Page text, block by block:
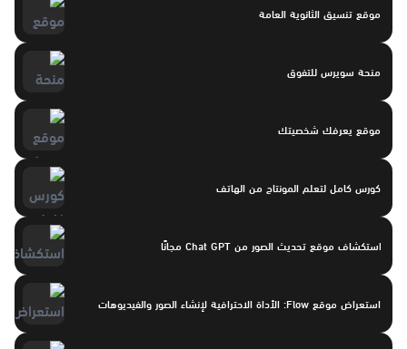
موقع تنسيق الثانوية العامة
منحة سويرس للتفوق
موقع يعرفك شخصيتك
كورس كامل لتعلم المونتاج من الهاتف
استكشاف موقع تحديث الصور من Chat GPT مجانًا
استعراض موقع Flow: الأداة الاحترافية لإنشاء الصور والفيديوهات